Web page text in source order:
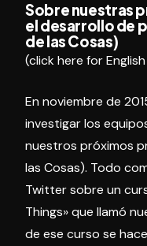
Sobre nuestras
el desarrollo de
de las Cosas)
(click here for
En noviembre de
investigar los
nuestros próximos
las Cosas). Todo
Twitter sobre un
Things» que llamó
de ese curso se